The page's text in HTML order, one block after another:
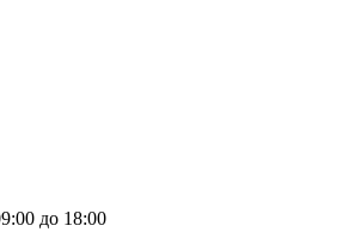
до 18:00